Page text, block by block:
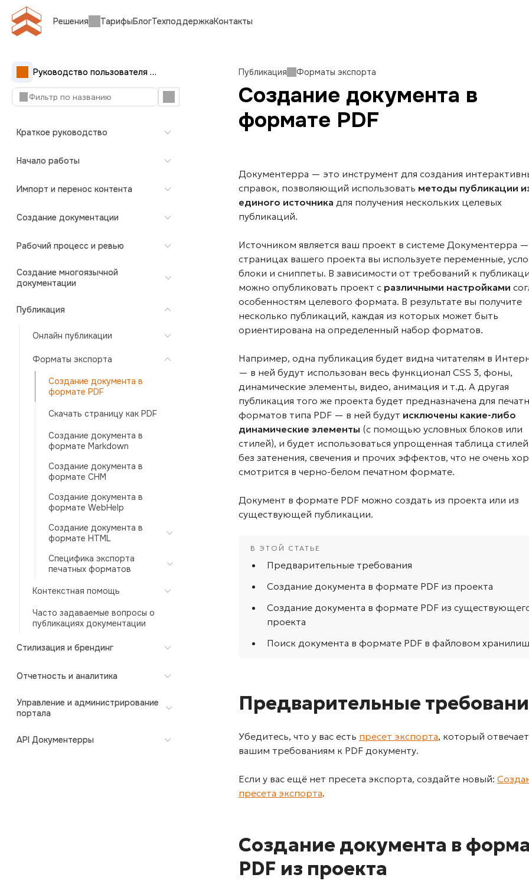
Решения ТарифыБлогТехподдержкаКонтакты
Руководство пользователя Документерры
Краткое руководство
Начало работы
Импорт и перенос контента
Создание документации
Рабочий процесс и ревью
Создание многоязычной
документации
Публикация
Онлайн публикации
Форматы экспорта
Создание документа в
формате PDF
Скачать страницу как PDF
Создание документа в
формате Markdown
Создание документа в
формате CHM
Создание документа в
формате WebHelp
Создание документа в
формате HTML
Специфика экспорта
печатных форматов
Контекстная помощь
Часто задаваемые вопросы о
публикациях документации
Стилизация и брендинг
Отчетность и аналитика
Управление и администрирование
портала
API Документерры
Публикация Форматы экспорта
Создание документа в
формате PDF
Документерра — это инструмент для создания
справок, позволяющий использовать методы публикации
единого источника для получения нескольких целевых
публикаций.
Источником является ваш проект в системе Документерра
страницах вашего проекта вы используете переменные,
блоки и сниппеты. В зависимости от требований к
можно опубликовать проект с различными настройками
особенностям целевого формата. В результате вы получите
несколько публикаций, каждая из которых может быть
ориентирована на определенный набор форматов.
Например, одна публикация будет видна читателям в
— в ней будут использован весь функционал CSS 3, фоны,
динамические элементы, видео, анимация и т.д. А другая
публикация того же проекта будет предназначена для
форматов типа PDF — в ней будут исключены какие-либо
динамические элементы (с помощью условных блоков или
стилей), и будет использоваться упрощенная таблица стилей
без затенения, свечения и прочих эффектов, что не очень
смотрится в черно-белом печатном формате.
Документ в формате PDF можно создать из проекта или из
существующей публикации.
Предварительные требования
Создание документа в формате PDF из проекта
Создание документа в формате PDF из
проекта
Поиск документа в формате PDF в файловом
Предварительные
Убедитесь, что у вас есть пресет экспорта, который отвечает
вашим требованиям к PDF документу.
Если у вас ещё нет пресета экспорта, создайте новый:
пресета экспорта.
Создание документа в
PDF из проекта